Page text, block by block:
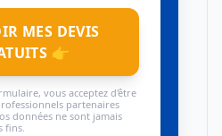
MES DEVIS
👉
vous acceptez d'être
partenaires
données ne sont jamais
fins.